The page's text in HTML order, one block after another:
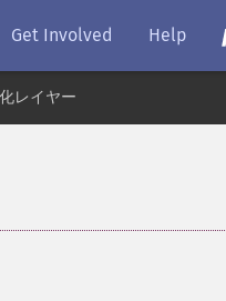
Get Involved Help
レイヤー